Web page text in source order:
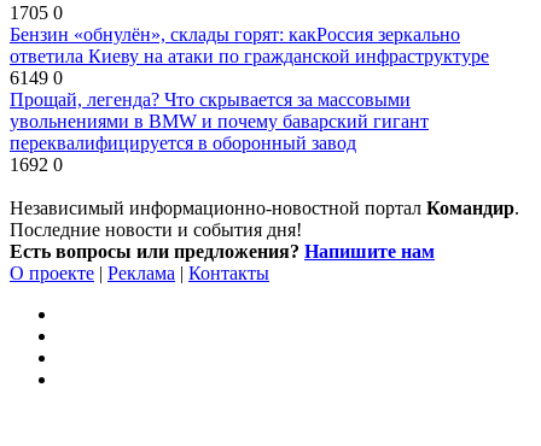
1705 0
Бензин «обнулён», склады горят: какРоссия зеркально
ответила Киеву на атаки по гражданской инфраструктуре
6149 0
Прощай, легенда? Что скрывается за массовыми
увольнениями в BMW и почему баварский гигант
переквалифицируется в оборонный завод
1692 0
Независимый информационно-новостной портал Командир.
Последние новости и события дня!
Есть вопросы или предложения? Напишите нам
О проекте | Реклама | Контакты